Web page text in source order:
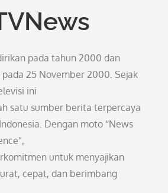
pada tahun 2000 dan
25 November 2000. Sejak
ini
satu sumber berita terpercaya
Dengan moto “News
untuk menyajikan
cepat, dan berimbang